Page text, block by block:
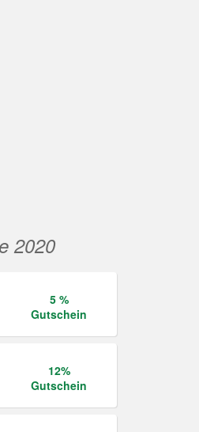
2020
5 %
Gutschein
12%
Gutschein